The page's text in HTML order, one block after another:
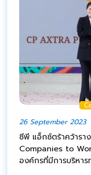
26 September 2023
ซีพี แอ็กซ์ตร้าคว้ารา
Companies to
องค์กรที่มีการบริหา